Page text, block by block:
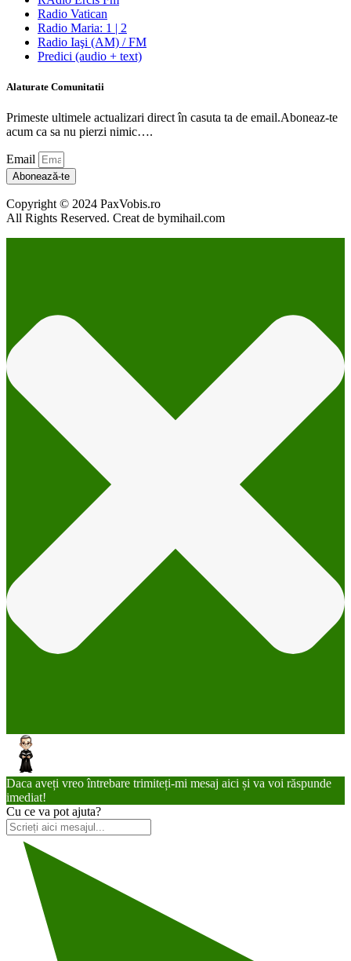
Radio Vatican
Radio Maria: 1 | 2
Radio Iaşi (AM) / FM
Predici (audio + text)
Alaturate Comunitatii
Primeste ultimele actualizari direct în casuta ta de email.Aboneaz-te
acum ca sa nu pierzi nimic….
Email
Abonează-te
Copyright © 2024 PaxVobis.ro
All Rights Reserved. Creat de bymihail.com
Daca aveți vreo întrebare trimiteți-mi mesaj aici și va voi răspunde
imediat!
Cu ce va pot ajuta?